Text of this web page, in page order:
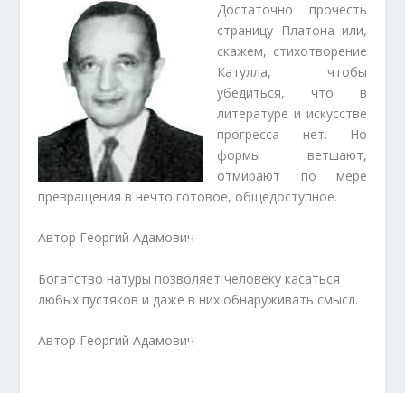
Достаточно прочесть
страницу Платона или,
скажем, стихотворение
Катулла, чтобы
убедиться, что в
литературе и искусстве
прогресса нет. Но
формы ветшают,
отмирают по мере
превращения в нечто готовое, общедоступное.
Автор Георгий Адамович
Богатство натуры позволяет человеку касаться
любых пустяков и даже в них обнаруживать смысл.
Автор Георгий Адамович